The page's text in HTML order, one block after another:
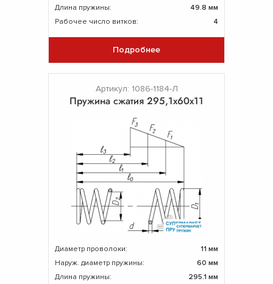
Длина пружины:
49.8 мм
Рабочее число витков:
4
Подробнее
Артикул: 1086-1184-Л
Пружина сжатия 295,1х60х11
Диаметр проволоки:
11 мм
Наруж. диаметр пружины:
60 мм
Длина пружины:
295.1 мм